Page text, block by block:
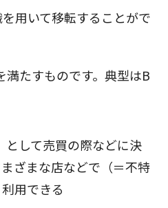
用いて移転することがで
満たすものです。典型はB
して売買の際などに決
ざまな店などで（＝不特
用できる